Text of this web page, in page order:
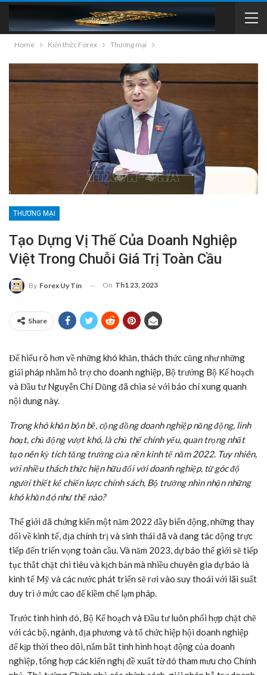
Home Kiến thức Forex Thương mại
THƯƠNG MẠI
Tạo Dựng Vị Thế Của Doanh Nghiệp
Việt Trong Chuỗi Giá Trị Toàn Cầu
By Forex Uy Tín On Th1 23, 2023
Share
Để hiểu rõ hơn về những khó khăn, thách thức cũng như những
giải pháp nhằm hỗ trợ cho doanh nghiệp, Bộ trưởng Bộ Kế hoạch
và Đầu tư Nguyễn Chí Dũng đã chia sẻ với báo chí xung quanh
nội dung này.
Trong khó khăn bộn bề, cộng đồng doanh nghiệp năng động, linh
hoạt, chủ động vượt khó, là chủ thể chính yếu, quan trọng nhất
tạo nên kỳ tích tăng trưởng của nền kinh tế năm 2022. Tuy nhiên,
với nhiều thách thức hiện hữu đối với doanh nghiệp, từ góc độ
người thiết kế chiến lược chính sách, Bộ trưởng nhìn nhận những
khó khăn đó như thế nào?
Thế giới đã chứng kiến một năm 2022 đầy biến động, những thay
đổi về kinh tế, địa chính trị và sinh thái đã và đang tác động trực
tiếp đến triển vọng toàn cầu. Và năm 2023, dự báo thế giới sẽ tiếp
tục thắt chặt chi tiêu và kịch bản mà nhiều chuyên gia dự báo là
kinh tế Mỹ và các nước phát triển sẽ rơi vào suy thoái với lãi suất
duy trì ở mức cao để kiềm chế lạm pháp.
Trước tình hình đó, Bộ Kế hoạch và Đầu tư luôn phối hợp chặt chẽ
với các bộ, ngành, địa phương và tổ chức hiệp hội doanh nghiệp
để kịp thời theo dõi, nắm bắt tình hình hoạt động của doanh
nghiệp, tổng hợp các kiến nghị đề xuất từ đó tham mưu cho Chính